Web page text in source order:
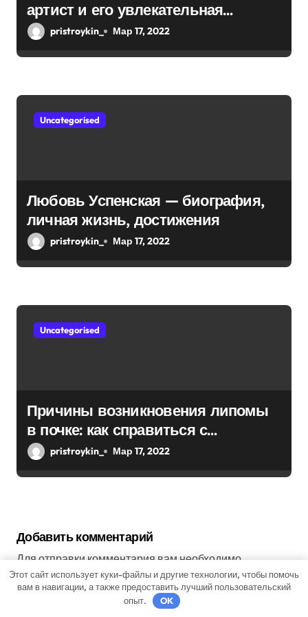
и
с
м
артист и его увлекательная
биография — выдающиеся
pristroykin_ Мар 17, 2022
Uncategorised
Любовь Успенская — биография,
личная жизнь, достижения
pristroykin_ Мар 17, 2022
Uncategorised
Причины возникновения липомы
в почке: как справиться с
болезнью
pristroykin_ Мар 17, 2022
Добавить комментарий
Для отправки комментария вам необходимо
авторизоваться.
Этот сайт использует куки-файлы и другие технологии, чтобы помочь
вам в навигации, а также предоставить лучший пользовательский
опыт.
OK